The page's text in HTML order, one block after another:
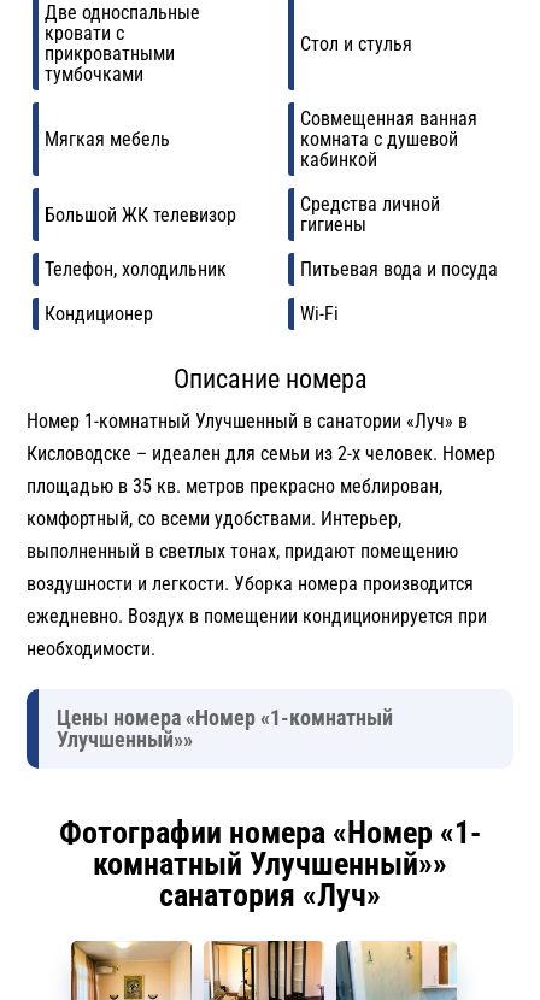
Две односпальные
кровати с
прикроватными
тумбочками
Стол и стулья
Мягкая мебель
Совмещенная ванная
комната с душевой
кабинкой
Большой ЖК телевизор
Средства личной
гигиены
Телефон, холодильник
Питьевая вода и посуда
Кондиционер
Wi-Fi
Описание номера
Номер 1-комнатный Улучшенный в санатории «Луч» в
Кисловодске – идеален для семьи из 2-х человек. Номер
площадью в 35 кв. метров прекрасно меблирован,
комфортный, со всеми удобствами. Интерьер,
выполненный в светлых тонах, придают помещению
воздушности и легкости. Уборка номера производится
ежедневно. Воздух в помещении кондиционируется при
необходимости.
Цены номера «Номер «1-комнатный
Улучшенный»»
Фотографии номера «Номер «1-
комнатный Улучшенный»»
санатория «Луч»